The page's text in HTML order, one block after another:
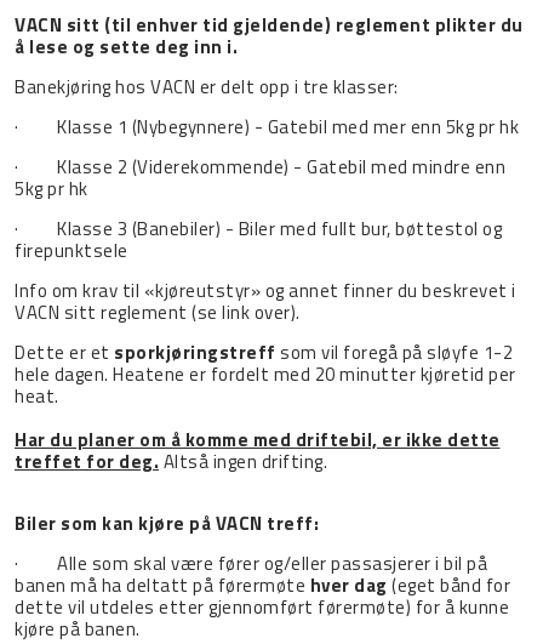
VACN sitt (til enhver tid gjeldende) reglement plikter du
å lese og sette deg inn i.
Banekjøring hos VACN er delt opp i tre klasser:
· Klasse 1 (Nybegynnere) - Gatebil med mer enn 5kg pr hk
· Klasse 2 (Viderekommende) - Gatebil med mindre enn
5kg pr hk
· Klasse 3 (Banebiler) - Biler med fullt bur, bøttestol og
firepunktsele
Info om krav til «kjøreutstyr» og annet finner du beskrevet i
VACN sitt reglement (se link over).
Dette er et sporkjøringstreff som vil foregå på sløyfe 1-2
hele dagen. Heatene er fordelt med 20 minutter kjøretid per
heat.
Har du planer om å komme med driftebil, er ikke dette
treffet for deg. Altså ingen drifting.
Biler som kan kjøre på VACN treff:
· Alle som skal være fører og/eller passasjerer i bil på
banen må ha deltatt på førermøte hver dag (eget bånd for
dette vil utdeles etter gjennomført førermøte) for å kunne
kjøre på banen.